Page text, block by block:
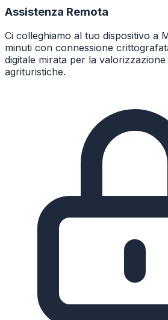
Assistenza Remota
Ci colleghiamo al tuo dispositivo a
minuti con connessione
digitale mirata per la
agrituristiche.